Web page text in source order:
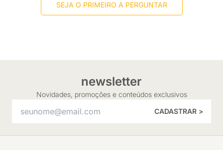
SEJA O PRIMEIRO A PERGUNTAR
newsletter
Novidades, promoções e conteúdos exclusivos
CADASTRAR >